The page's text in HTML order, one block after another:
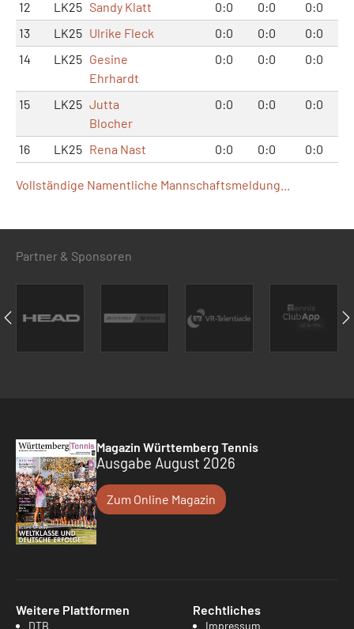
12 LK25 Sandy Klatt 0:0 0:0
0:0
13
LK25 Ulrike Fleck 0:0 0:0
0:0
14
LK25 Gesine
Ehrhardt
0:0 0:0 0:0
15 LK25 Jutta
Blocher
0:0 0:0 0:0
16 LK25 Rena Nast 0:0 0:0 0:0
Vollständige Namentliche Mannschaftsmeldung...
Partner & Sponsoren
Magazin Württemberg Tennis
Ausgabe August 2026
Zum Online Magazin
Weitere Plattformen
DTB
Rechtliches
Impressum